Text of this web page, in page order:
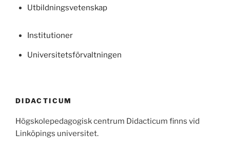
Utbildningsvetenskap
Institutioner
Universitetsförvaltningen
DIDACTICUM
Högskolepedagogisk centrum Didacticum finns vid
Linköpings universitet.